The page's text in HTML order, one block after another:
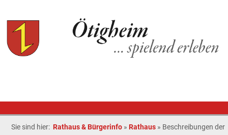
Sie sind hier: Rathaus & Bürgerinfo » Rathaus » Beschreibungen der